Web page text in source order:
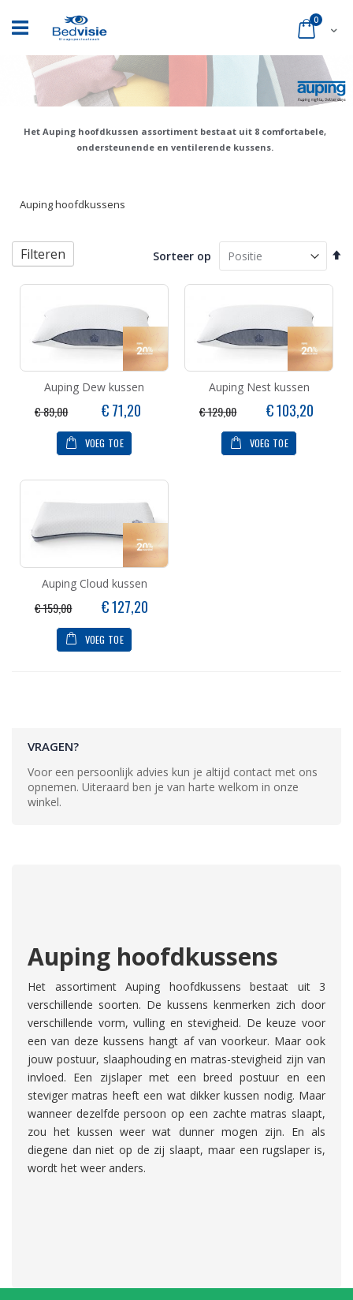
naar
de
Cart
0
Het Auping hoofdkussen assortiment bestaat uit 8 comfortabele,
ondersteunende en ventilerende kussens.
Auping hoofdkussens
Sorteer op
Auping Dew kussen
€ 89,00
Speciale
prijs
€ 71,20
VOEG TOE
Auping Nest kussen
€ 129,00
Speciale
prijs
€ 103,20
VOEG TOE
Auping Cloud kussen
€ 159,00
Speciale
prijs
€ 127,20
VOEG TOE
Filteren
VRAGEN?
Voor een persoonlijk advies kun je altijd contact met ons
opnemen. Uiteraard ben je van harte welkom in onze
winkel.
Auping hoofdkussens
Het assortiment Auping hoofdkussens bestaat uit 3
verschillende soorten. De kussens kenmerken zich door
verschillende vorm, vulling en stevigheid. De keuze voor
een van deze kussens hangt af van voorkeur. Maar ook
jouw postuur, slaaphouding en matras-stevigheid zijn van
invloed. Een zijslaper met een breed postuur en een
steviger matras heeft een wat dikker kussen nodig. Maar
wanneer dezelfde persoon op een zachte matras slaapt,
zou het kussen weer wat dunner mogen zijn. En als
diegene dan niet op de zij slaapt, maar een rugslaper is,
wordt het weer anders.